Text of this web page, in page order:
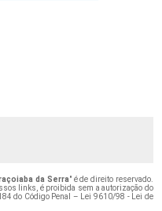
da Serra" é de direito reservado.
links, é proibida sem a autorização do
do Código Penal – Lei 9610/98 - Lei de